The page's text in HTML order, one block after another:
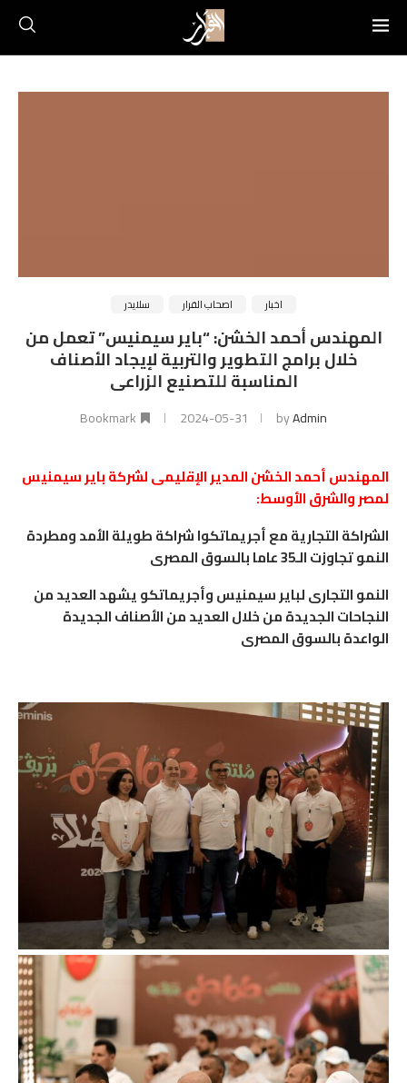
اخبار اصحاب القرار سلايدر
المهندس أحمد الخشن: “باير سيمنيس” تعمل من
خلال برامج التطوير والتربية لإيجاد الأصناف
المناسبة للتصنيع الزراعى
byAdmin
2024-05-31
Bookmark
المهندس أحمد الخشن المدير الإقليمى لشركة باير سيمنيس
لمصر والشرق الأوسط:
الشراكة التجارية مع أجريماتكوا شراكة طويلة الأمد ومطردة
النمو تجاوزت الـ35 عاما بالسوق المصرى
النمو التجارى لباير سيمنيس وأجريماتكو يشهد العديد من
النجاحات الجديدة من خلال العديد من الأصناف الجديدة
الواعدة بالسوق المصرى